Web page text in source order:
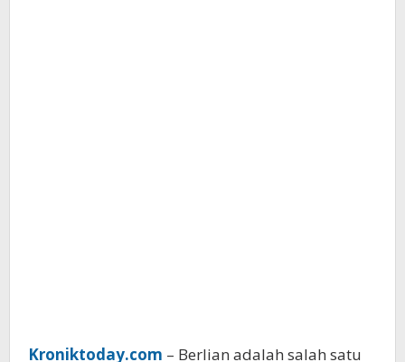
Kroniktoday.com – Berlian adalah salah satu